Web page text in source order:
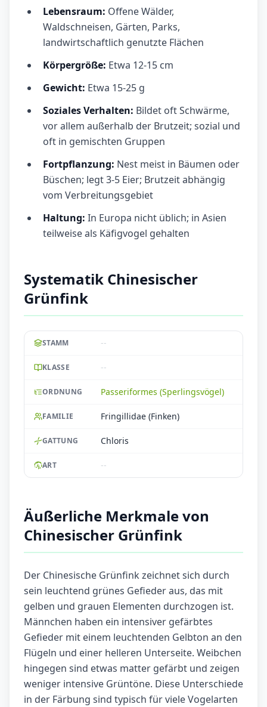
Lebensraum: Offene Wälder,
Waldschneisen, Gärten, Parks,
landwirtschaftlich genutzte Flächen
Körpergröße: Etwa 12-15 cm
Gewicht: Etwa 15-25 g
Soziales Verhalten: Bildet oft Schwärme,
vor allem außerhalb der Brutzeit; sozial und
oft in gemischten Gruppen
Fortpflanzung: Nest meist in Bäumen oder
Büschen; legt 3-5 Eier; Brutzeit abhängig
vom Verbreitungsgebiet
Haltung: In Europa nicht üblich; in Asien
teilweise als Käfigvogel gehalten
Systematik Chinesischer
Grünfink
STAMM --
KLASSE --
ORDNUNG Passeriformes (Sperlingsvögel)
FAMILIE Fringillidae (Finken)
GATTUNG Chloris
ART --
Äußerliche Merkmale von
Chinesischer Grünfink
Der Chinesische Grünfink zeichnet sich durch
sein leuchtend grünes Gefieder aus, das mit
gelben und grauen Elementen durchzogen ist.
Männchen haben ein intensiver gefärbtes
Gefieder mit einem leuchtenden Gelbton an den
Flügeln und einer helleren Unterseite. Weibchen
hingegen sind etwas matter gefärbt und zeigen
weniger intensive Grüntöne. Diese Unterschiede
in der Färbung sind typisch für viele Vogelarten